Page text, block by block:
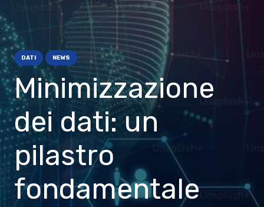
DATI NEWS
Minimizzazione
dei dati: un
pilastro
fondamentale